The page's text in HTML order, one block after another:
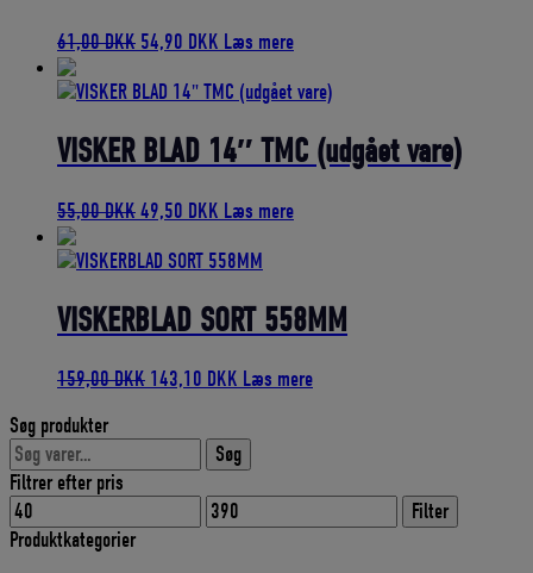
61,00DKK Den
pris
61,00 DKK.
54,90 DKK Den
pris
54,90 DKK.
Læs mere
VISKER BLAD 14″ TMC (udgået vare)
55,00DKKDen
pris
55,00 DKK.
49,50 DKK Den
pris
49,50 DKK.
Læs mere
VISKERBLAD SORT 558MM
159,00DKK Den
159,00 DKK.
143,10 DKK Den
er:
143,10 DKK.
Læs mere
Søg produkter
Søg
efter:
Søg
Filtrer efter pris
Mindste
pris
Højeste
pris
Filter
Produktkategorier